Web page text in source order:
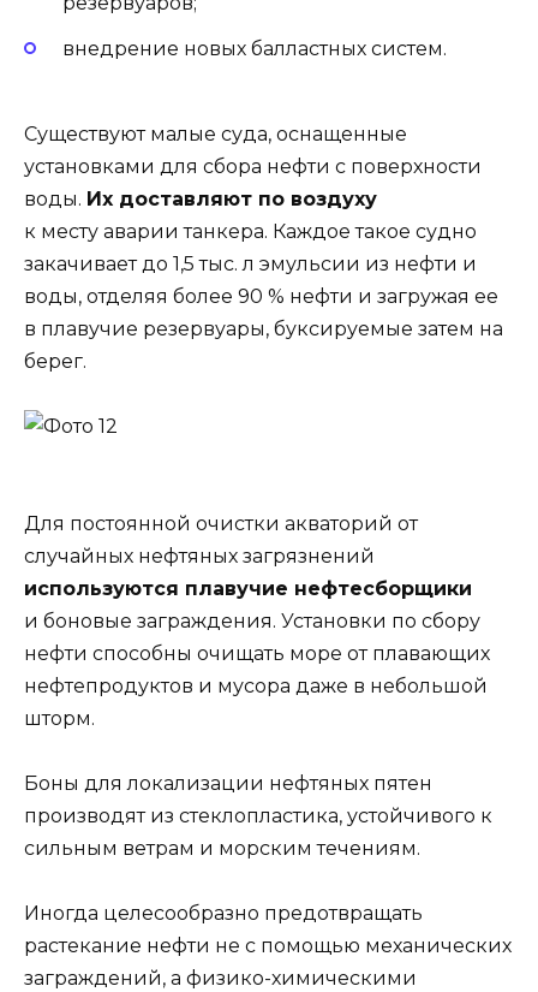
внедрение новых балластных систем.
Существуют малые суда, оснащенные
установками для сбора нефти с поверхности
воды. Их доставляют по воздуху
к месту аварии танкера. Каждое такое судно
закачивает до 1,5 тыс. л эмульсии из нефти и
воды, отделяя более 90 % нефти и загружая ее
в плавучие резервуары, буксируемые затем на
берег.
Для постоянной очистки акваторий от
случайных нефтяных загрязнений
используются плавучие нефтесборщики
и боновые заграждения. Установки по сбору
нефти способны очищать море от плавающих
нефтепродуктов и мусора даже в небольшой
шторм.
Боны для локализации нефтяных пятен
производят из стеклопластика, устойчивого к
сильным ветрам и морским течениям.
Иногда целесообразно предотвращать
растекание нефти не с помощью механических
заграждений, а физико-химическими